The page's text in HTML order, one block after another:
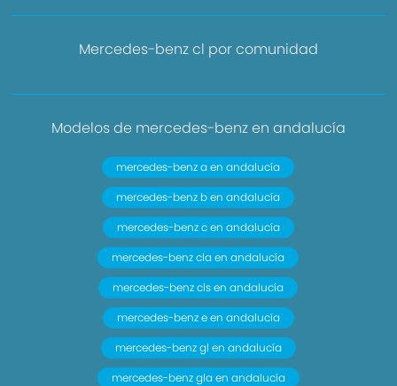
Mercedes-benz cl por comunidad
Modelos de mercedes-benz en andalucía
mercedes-benz a en andalucía
mercedes-benz b en andalucía
mercedes-benz c en andalucía
mercedes-benz cla en andalucía
mercedes-benz cls en andalucía
mercedes-benz e en andalucía
mercedes-benz gl en andalucía
mercedes-benz gla en andalucía